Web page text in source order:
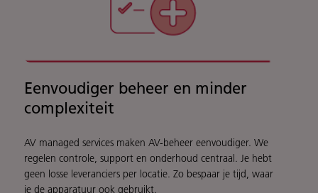
Eenvoudiger beheer en minder
complexiteit
AV managed services maken AV-beheer eenvoudiger. We
regelen controle, support en onderhoud centraal. Je hebt
geen losse leveranciers per locatie. Zo bespaar je tijd, waar
je de apparatuur ook gebruikt.